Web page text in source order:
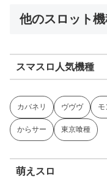
他のスロット
スマスロ人気機種
カバネリ ヴヴヴ モ
からサー 東京喰種
萌えスロ